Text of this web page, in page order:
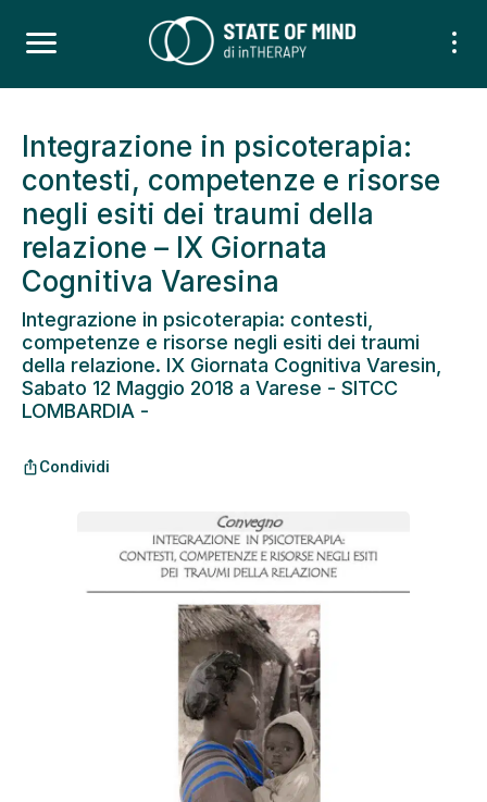
Integrazione in psicoterapia:
contesti, competenze e risorse
negli esiti dei traumi della
relazione – IX Giornata
Cognitiva Varesina
Integrazione in psicoterapia: contesti,
competenze e risorse negli esiti dei traumi
della relazione. IX Giornata Cognitiva Varesin,
Sabato 12 Maggio 2018 a Varese - SITCC
LOMBARDIA -
ios_shareCondividi